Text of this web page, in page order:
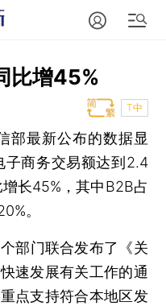
比增45%
T中
部最新公布的数据显
子商务交易额达到2.4
长45%，其中B2B占
。
门联合发布了《关
速发展有关工作的通
点支持符合本地区发